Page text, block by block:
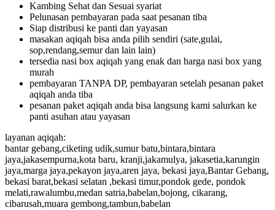
Kambing Sehat dan Sesuai syariat
Pelunasan pembayaran pada saat pesanan tiba
Siap distribusi ke panti dan yayasan
masakan aqiqah bisa anda pilih sendiri (sate,gulai,
sop,rendang,semur dan lain lain)
tersedia nasi box aqiqah yang enak dan harga nasi box yang
murah
pembayaran TANPA DP, pembayaran setelah pesanan paket
aqiqah anda tiba
pesanan paket aqiqah anda bisa langsung kami salurkan ke
panti asuhan atau yayasan
layanan aqiqah:
bantar gebang,ciketing udik,sumur batu,bintara,bintara
jaya,jakasempurna,kota baru, kranji,jakamulya, jakasetia,karungin
jaya,marga jaya,pekayon jaya,aren jaya, bekasi jaya,Bantar Gebang,
bekasi barat,bekasi selatan ,bekasi timur,pondok gede, pondok
melati,rawalumbu,medan satria,babelan,bojong, cikarang,
cibarusah,muara gembong,tambun,babelan